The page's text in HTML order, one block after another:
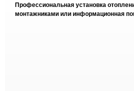
Профессиональная установка
монтажниками или информационная